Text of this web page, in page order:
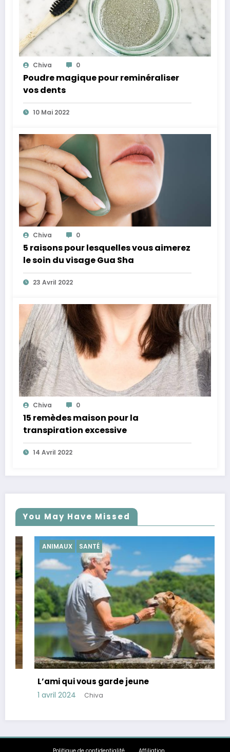
Chiva 0
Poudre magique pour reminéraliser
vos dents
10 Mai 2022
Chiva 0
5 raisons pour lesquelles vous aimerez
le soin du visage Gua Sha
23 Avril 2022
Chiva 0
15 remèdes maison pour la
transpiration excessive
14 Avril 2022
You May Have Missed
ANIMAUX SANTÉ
L’ami qui vous garde jeune
1 avril 2024 Chiva